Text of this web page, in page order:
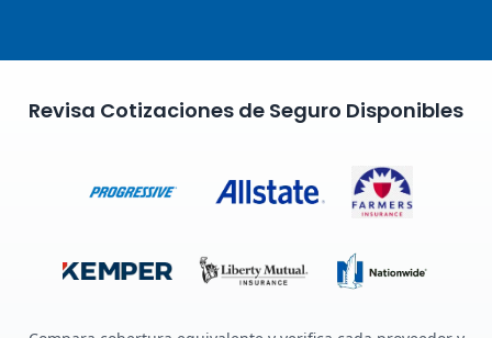
Revisa Cotizaciones de Seguro Disponibles